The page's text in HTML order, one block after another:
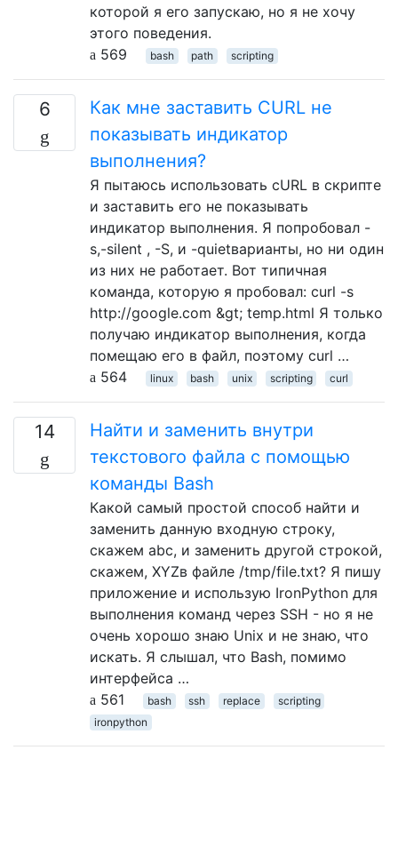
которой я его запускаю, но я не хочу
этого поведения.
569
bash path scripting
6
Как мне заставить CURL не
показывать индикатор
выполнения?
Я пытаюсь использовать cURL в скрипте
и заставить его не показывать
индикатор выполнения. Я попробовал -
s,-silent , -S, и -quietварианты, но ни один
из них не работает. Вот типичная
команда, которую я пробовал: curl -s
http://google.com &gt; temp.html Я только
получаю индикатор выполнения, когда
помещаю его в файл, поэтому curl …
564
linux bash unix scripting curl
14
Найти и заменить внутри
текстового файла с помощью
команды Bash
Какой самый простой способ найти и
заменить данную входную строку,
скажем abc, и заменить другой строкой,
скажем, XYZв файле /tmp/file.txt? Я пишу
приложение и использую IronPython для
выполнения команд через SSH - но я не
очень хорошо знаю Unix и не знаю, что
искать. Я слышал, что Bash, помимо
интерфейса …
561
bash ssh replace
scripting
ironpython